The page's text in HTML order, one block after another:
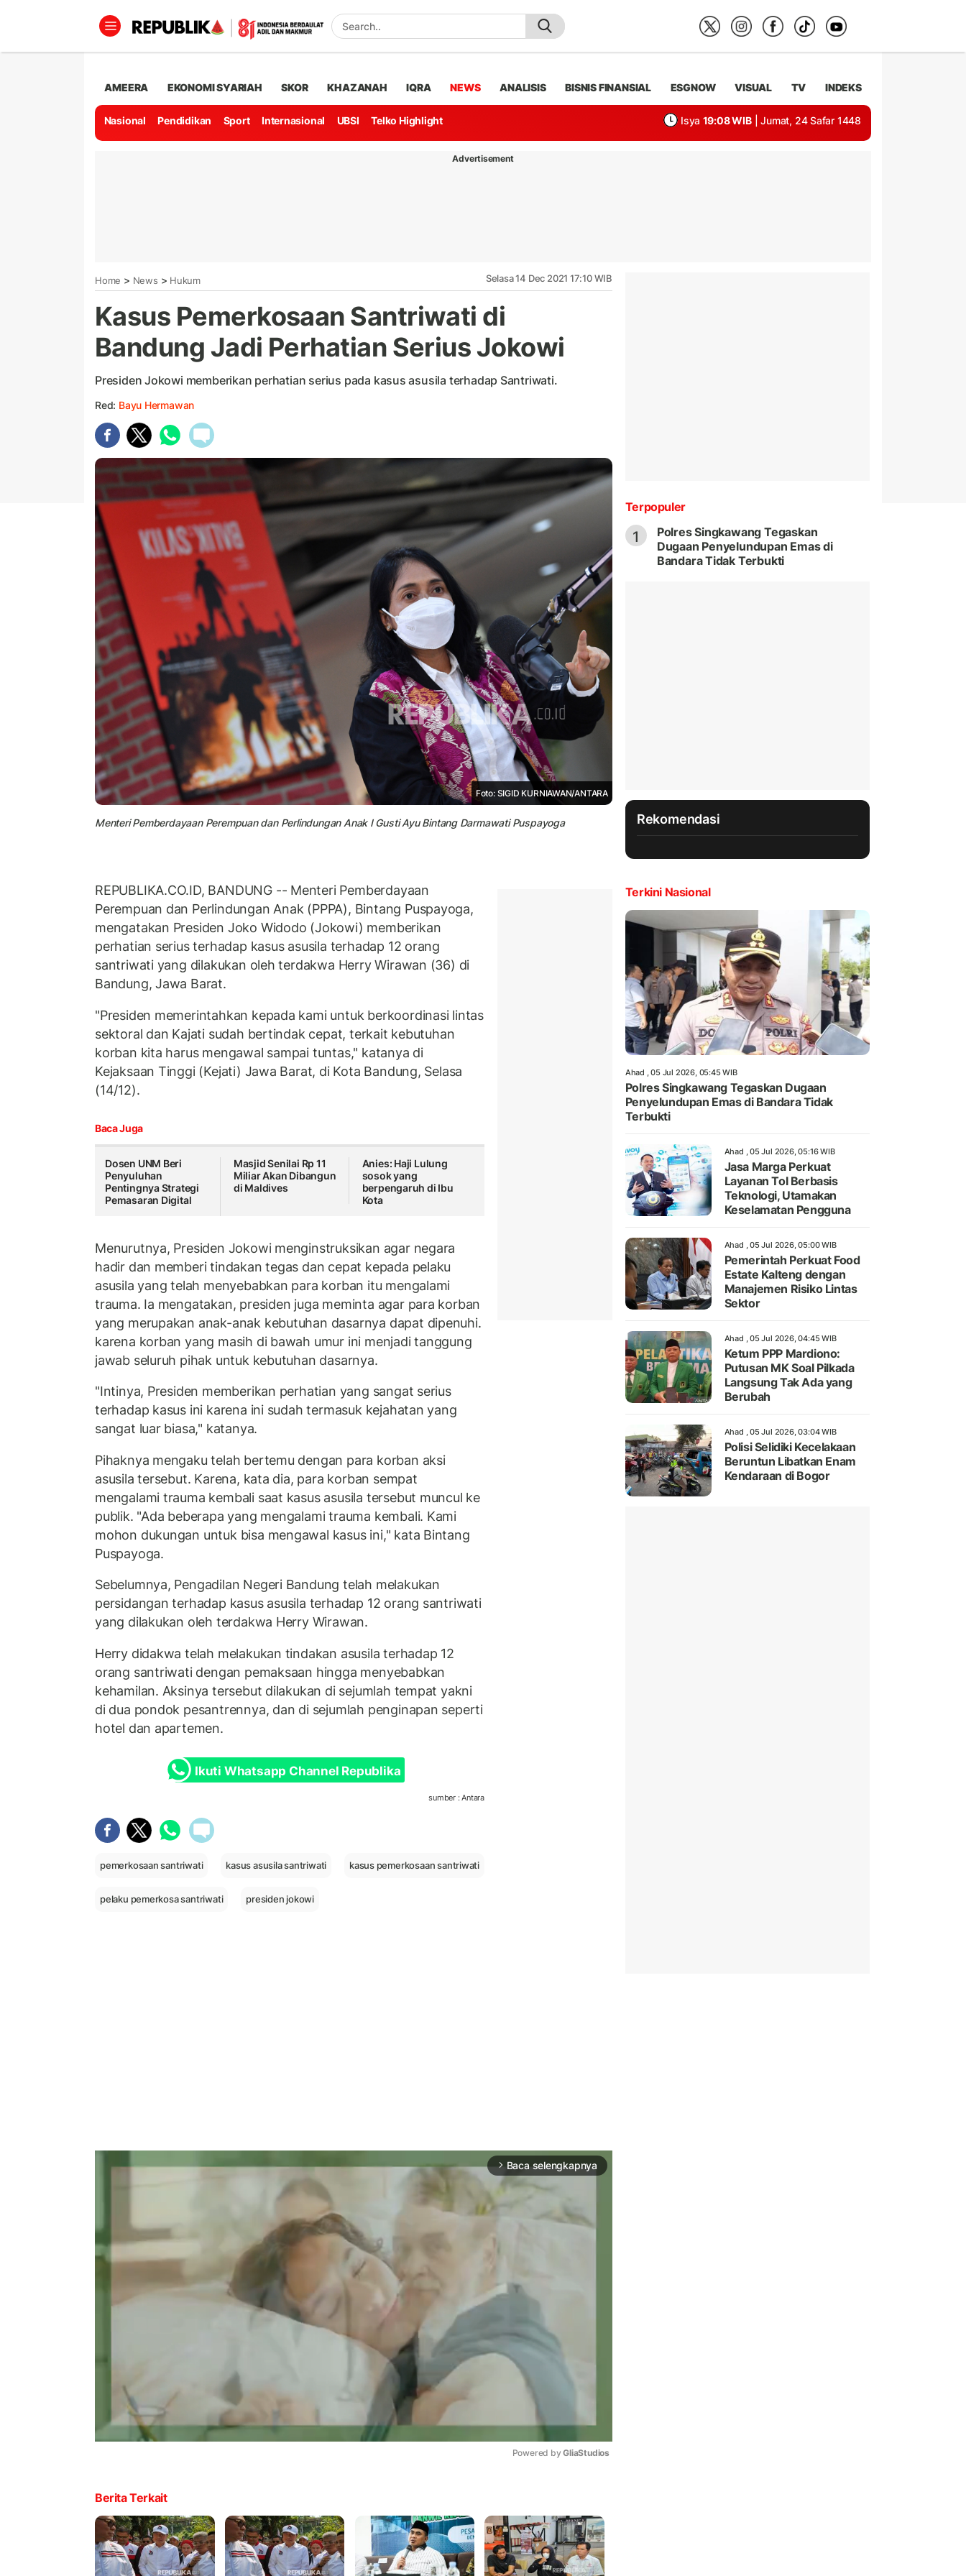
AMEERA EKONOMI SYARIAH SKOR KHAZANAH IQRA NEWS ANALISIS BISNIS FINANSIAL ESGNOW VISUAL TV INDEKS
Nasional Pendidikan Sport Internasional UBSI Telko Highlight Isya 19:08 WIB | Jumat, 24 Safar 1448
Advertisement
Home > News > Hukum Selasa 14 Dec 2021 17:10 WIB
Kasus Pemerkosaan Santriwati di
Bandung Jadi Perhatian Serius Jokowi
Presiden Jokowi memberikan perhatian serius pada kasus asusila terhadap Santriwati.
Red: Bayu Hermawan
Foto: SIGID KURNIAWAN/ANTARA
Menteri Pemberdayaan Perempuan dan Perlindungan Anak I Gusti Ayu Bintang Darmawati Puspayoga
REPUBLIKA.CO.ID, BANDUNG -- Menteri Pemberdayaan
Perempuan dan Perlindungan Anak (PPPA), Bintang Puspayoga,
mengatakan Presiden Joko Widodo (Jokowi) memberikan
perhatian serius terhadap kasus asusila terhadap 12 orang
santriwati yang dilakukan oleh terdakwa Herry Wirawan (36) di
Bandung, Jawa Barat.
"Presiden memerintahkan kepada kami untuk berkoordinasi lintas
sektoral dan Kajati sudah bertindak cepat, terkait kebutuhan
korban kita harus mengawal sampai tuntas," katanya di
Kejaksaan Tinggi (Kejati) Jawa Barat, di Kota Bandung, Selasa
(14/12).
Baca Juga
Dosen UNM Beri
Penyuluhan
Pentingnya Strategi
Pemasaran Digital
Masjid Senilai Rp 11
Miliar Akan Dibangun
di Maldives
Anies: Haji Lulung
sosok yang
berpengaruh di Ibu
Kota
Menurutnya, Presiden Jokowi menginstruksikan agar negara
hadir dan memberi tindakan tegas dan cepat kepada pelaku
asusila yang telah menyebabkan para korban itu mengalami
trauma. Ia mengatakan, presiden juga meminta agar para korban
yang merupakan anak-anak kebutuhan dasarnya dapat dipenuhi.
karena korban yang masih di bawah umur ini menjadi tanggung
jawab seluruh pihak untuk kebutuhan dasarnya.
"Intinya, Presiden memberikan perhatian yang sangat serius
terhadap kasus ini karena ini sudah termasuk kejahatan yang
sangat luar biasa," katanya.
Pihaknya mengaku telah bertemu dengan para korban aksi
asusila tersebut. Karena, kata dia, para korban sempat
mengalami trauma kembali saat kasus asusila tersebut muncul ke
publik. "Ada beberapa yang mengalami trauma kembali. Kami
mohon dukungan untuk bisa mengawal kasus ini," kata Bintang
Puspayoga.
Sebelumnya, Pengadilan Negeri Bandung telah melakukan
persidangan terhadap kasus asusila terhadap 12 orang santriwati
yang dilakukan oleh terdakwa Herry Wirawan.
Herry didakwa telah melakukan tindakan asusila terhadap 12
orang santriwati dengan pemaksaan hingga menyebabkan
kehamilan. Aksinya tersebut dilakukan di sejumlah tempat yakni
di dua pondok pesantrennya, dan di sejumlah penginapan seperti
hotel dan apartemen.
Ikuti Whatsapp Channel Republika
sumber : Antara
pemerkosaan santriwati kasus asusila santriwati kasus pemerkosaan santriwati
pelaku pemerkosa santriwati presiden jokowi
arrow_forward_ios Baca selengkapnya
Powered by GliaStudios
Berita Terkait
Terpopuler
1
Polres Singkawang Tegaskan
Dugaan Penyelundupan Emas di
Bandara Tidak Terbukti
Rekomendasi
Terkini Nasional
Ahad , 05 Jul 2026, 05:45 WIB
Polres Singkawang Tegaskan Dugaan
Penyelundupan Emas di Bandara Tidak
Terbukti
Ahad , 05 Jul 2026, 05:16 WIB
Jasa Marga Perkuat
Layanan Tol Berbasis
Teknologi, Utamakan
Keselamatan Pengguna
Ahad , 05 Jul 2026, 05:00 WIB
Pemerintah Perkuat Food
Estate Kalteng dengan
Manajemen Risiko Lintas
Sektor
Ahad , 05 Jul 2026, 04:45 WIB
Ketum PPP Mardiono:
Putusan MK Soal Pilkada
Langsung Tak Ada yang
Berubah
Ahad , 05 Jul 2026, 03:04 WIB
Polisi Selidiki Kecelakaan
Beruntun Libatkan Enam
Kendaraan di Bogor